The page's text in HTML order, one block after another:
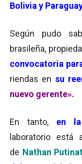
Bolivia y
Según pudo
brasileña,
convocatoria
riendas en su
nuevo gerente».
En tanto, en la
laboratorio está
de Nathan